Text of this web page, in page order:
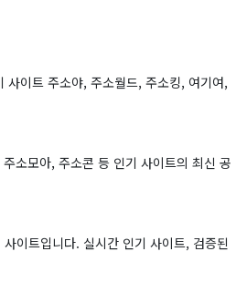
이트 주소야, 주소월드, 주소킹, 여기여,
소모아, 주소콘 등 인기 사이트의 최신 공
이트입니다. 실시간 인기 사이트, 검증된